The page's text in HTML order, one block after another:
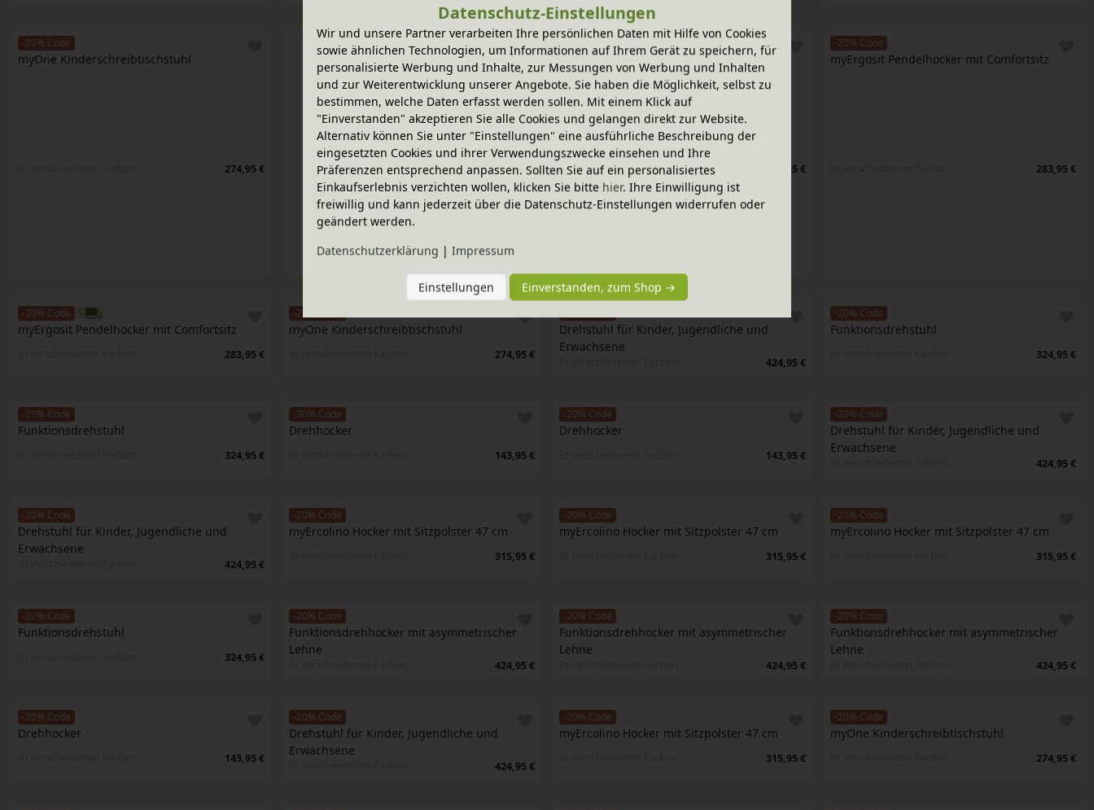
-20% Code
myOne Kinderschreibtischstuhl
274,95 €
-20% Code
myOne Kinderschreibtischstuhl
In verschiedenen Farben 274,95 €
-20% Code
myErgosit Pendelhocker mit Comfortsitz
283,95 €
-20% Code
myErgosit Pendelhocker mit Comfortsitz
283,95 €
-20% Code
myOne Kinderschreibtischstuhl
274,95 €
Drehstuhl für Kinder, Jugendliche und
Erwachsene
424,95 €
-20% Code
Funktionsdrehstuhl
324,95 €
-20% Code
Funktionsdrehstuhl
324,95 €
-20% Code
Drehhocker
143,95 €
-20% Code
Drehhocker
143,95 €
-20% Code
Drehstuhl für Kinder, Jugendliche und
Erwachsene
424,95 €
-20% Code
Drehstuhl für Kinder, Jugendliche und
Erwachsene
424,95 €
-20% Code
myErcolino Hocker mit Sitzpolster 47 cm
315,95 €
-20% Code
myErcolino Hocker mit Sitzpolster 47 cm
315,95 €
-20% Code
myErcolino Hocker mit Sitzpolster 47 cm
315,95 €
-20% Code
Funktionsdrehstuhl
324,95 €
-20% Code
Funktionsdrehhocker mit asymmetrischer
Lehne
424,95 €
-20% Code
Funktionsdrehhocker mit asymmetrischer
Lehne
424,95 €
-20% Code
Funktionsdrehhocker mit asymmetrischer
Lehne
424,95 €
-20% Code
Drehhocker
143,95 €
-20% Code
Drehstuhl für Kinder, Jugendliche und
Erwachsene
424,95 €
-20% Code
myErcolino Hocker mit Sitzpolster 47 cm
315,95 €
-20% Code
myOne Kinderschreibtischstuhl
274,95 €
Datenschutz-Einstellungen
Wir und unsere Partner verarbeiten Ihre persönlichen Daten mit Hilfe von Cookies
sowie ähnlichen Technologien, um Informationen auf Ihrem Gerät zu speichern, für
personalisierte Werbung und Inhalte, zur Messungen von Werbung und Inhalten
und zur Weiterentwicklung unserer Angebote. Sie haben die Möglichkeit, selbst zu
bestimmen, welche Daten erfasst werden sollen. Mit einem Klick auf
"Einverstanden" akzeptieren Sie alle Cookies und gelangen direkt zur Website.
Alternativ können Sie unter "Einstellungen" eine ausführliche Beschreibung der
eingesetzten Cookies und ihrer Verwendungszwecke einsehen und Ihre
Präferenzen entsprechend anpassen. Sollten Sie auf ein personalisiertes
Einkaufserlebnis verzichten wollen, klicken Sie bitte hier. Ihre Einwilligung ist
freiwillig und kann jederzeit über die Datenschutz-Einstellungen widerrufen oder
geändert werden.
Daten­schutz­erklärung | Impressum
Einstellungen Einverstanden, zum Shop →